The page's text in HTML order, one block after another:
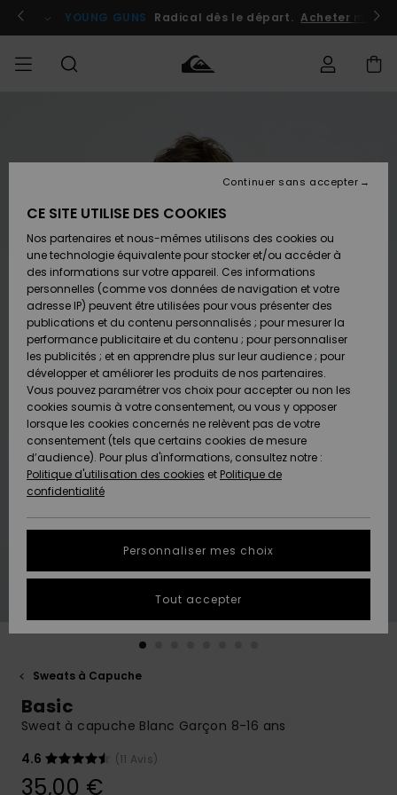
l'information
le
Se connecter / s'inscrire
YOUNG GUNS Radical dès le départ. Acheter
Chaussures
& Tongs
Surf
Snow
Nouveautés
A
Découvrir
Chaussures
& Tongs
Surf
Snow
Nouveautés
A
Découvrir
FEMME
A
Découvrir
Snow
SURF
Homme
Surf
Shop
Enfant
Highlights
Communauté
SNOW
Homme
Snow
Shop
Enfant
Snow
Shop
Femme
A
Découvrir
Communauté
OUTLET
Homme
Enfant
Outlet
Femme
AIDE &
CONTACT
commande
Retours
Paiement
Carte
Cadeau
Quiksilver
Freedom
Protection
des
tailles
conversation
obtenir la
à votre
Démarrer
MAGASINS
QUIKSILVER
Sweats à Capuche
Basic
Sweat à capuche Blanc Garçon 8-16 ans
4.6
(11 Avis)
35,00 €
CE SITE UTILISE DES COOKIES
Nos partenaires et nous-mêmes utilisons des cookies ou
une technologie équivalente pour stocker et/ou accéder à
des informations sur votre appareil. Ces informations
personnelles (comme vos données de navigation et votre
adresse IP) peuvent être utilisées pour vous présenter des
publications et du contenu personnalisés ; pour mesurer la
performance publicitaire et du contenu ; pour personnaliser
les publicités ; et en apprendre plus sur leur audience ; pour
développer et améliorer les produits de nos partenaires.
Vous pouvez paramétrer vos choix pour accepter ou non les
cookies soumis à votre consentement, ou vous y opposer
lorsque les cookies concernés ne relèvent pas de votre
consentement (tels que certains cookies de mesure
d’audience). Pour plus d'informations, consultez notre :
Politique d'utilisation des cookies et Politique de
confidentialité
Personnaliser mes choix
Continuer sans accepter
Tout accepter